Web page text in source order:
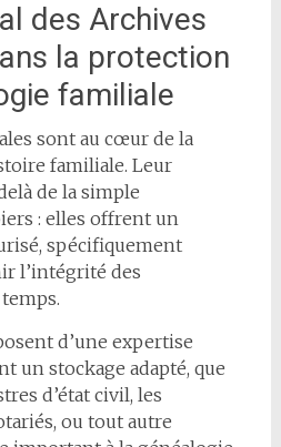
des Archives
la protection
familiale
sont au cœur de la
familiale. Leur
de la simple
: elles offrent un
spécifiquement
l’intégrité des
d’une expertise
un stockage adapté, que
d’état civil, les
ou tout autre